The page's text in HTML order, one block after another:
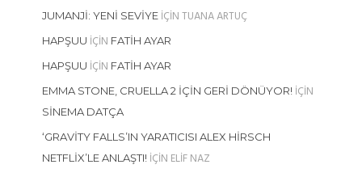
JUMANJI: YENI SEVIYEIÇINTUANA ARTUÇ
HAPŞUU IÇIN FATIH AYAR
HAPŞUU IÇIN FATIH AYAR
EMMA STONE, CRUELLA 2 İÇIN GERI DÖNÜYOR!IÇIN
SINEMA DATÇA
‘GRAVITY FALLS’IN YARATICISI ALEX HIRSCH
NETFLIX’LE ANLAŞTI!IÇIN ELIF NAZ